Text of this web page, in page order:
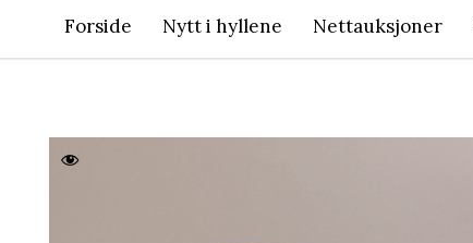
Forside Nytt i hyllene Nettauksjoner